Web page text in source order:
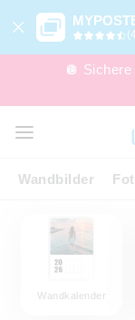
🪩
Wandbilder
Wandkalender